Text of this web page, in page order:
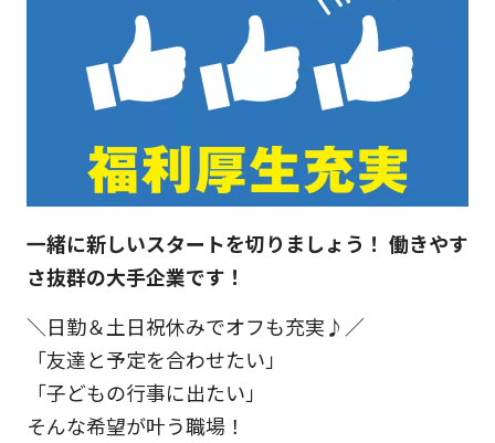
一緒に新しいスタートを切りましょう！ 働きやす
さ抜群の大手企業です！
＼日勤＆土日祝休みでオフも充実♪／
「友達と予定を合わせたい」
「子どもの行事に出たい」
そんな希望が叶う職場！